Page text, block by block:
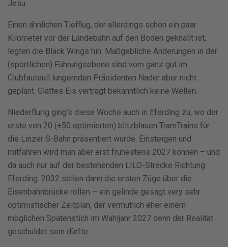
Jesu.
Einen ähnlichen Tiefflug, der allerdings schon ein paar
Kilometer vor der Landebahn auf den Boden geknallt ist,
legten die Black Wings hin. Maßgebliche Änderungen in der
(sportlichen) Führungsebene sind vom ganz gut im
Clubfauteuil lungernden Präsidenten Nader aber nicht
geplant. Glattes Eis verträgt bekanntlich keine Wellen.
Niederflurig ging’s diese Woche auch in Eferding zu, wo der
erste von 20 (+50 optimierten) blitzblauen TramTrains für
die Linzer S-Bahn präsentiert wurde. Einsteigen und
mitfahren wird man aber erst frühestens 2027 können – und
da auch nur auf der bestehenden LILO-Strecke Richtung
Eferding. 2032 sollen dann die ersten Züge über die
Eisenbahnbrücke rollen – ein gelinde gesagt very sehr
optimistischer Zeitplan, der vermutlich eher einem
möglichen Spatenstich im Wahljahr 2027 denn der Realität
geschuldet sein dürfte.